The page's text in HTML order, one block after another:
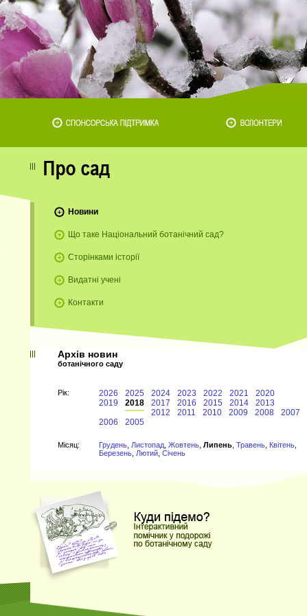
Новини
Що таке Національний ботанічний сад?
Сторінками історії
Видатні учені
Контакти
Архів новин
ботанічного саду
Рiк: 2026 2025 2024 2023 2022 2021
2020
2019
2018 2017 2016 2015 2014
2013
2012
2011 2010 2009 2008
2007
2006
2005
Мiсяц: Грудень Листопад Жовтень Липень Травень Квітень
Березень Лютий Січень